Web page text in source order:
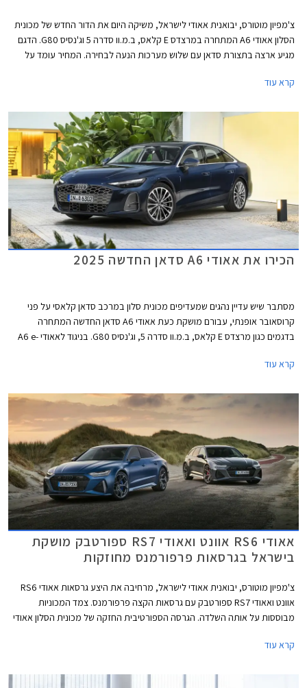
צ'מפיון מוטורס, יבואנית אאודי לישראל, משיקה היום את הדור החדש של מכונית
הסלון אאודי A6 המתחרה במרצדס E קלאס, ב.מ.וו סדרה 5 וג'נסיס G80. הדגם
מגיע ארצה בתצורת סדאן עם שלוש מערכות הנעה לבחירה. המחיר עומד על
קרא עוד
הכירו את אאודי A6 סדאן החדשה 2025
מסתבר שיש עדיין נהגים שמעדיפים מכונית סלון במרכב סדאן קלאסי על פני
קרוסאובר אופנתי, עבורם מושקת כעת אאודי A6 סדאן החדשה המתחרה
בדגמים כגון מרצדס E קלאס, ב.מ.וו סדרה 5, וג'נסיס G80. בניגוד לאאודי A6 e-
ברכבים שונים לגמרי, למרות השם הדומה.
קרא עוד
אאודי RS6 אוונט ואאודי RS7 ספורטבק מושקת
בישראל בגרסאות פרפורמנס מחוזקות
צ'מפיון מוטורס, יבואנית אאודי לישראל, מרחיבה את היצע גרסאות אאודי RS6
אוונט ואאודי RS7 ספורטבק עם גרסאות הקצה פרפורמנס. צמד המכוניות
מבוססות על אותה השלדה. הגרסה הספורטיבית החזקה של מכונית הסלון אאודי
קרא עוד